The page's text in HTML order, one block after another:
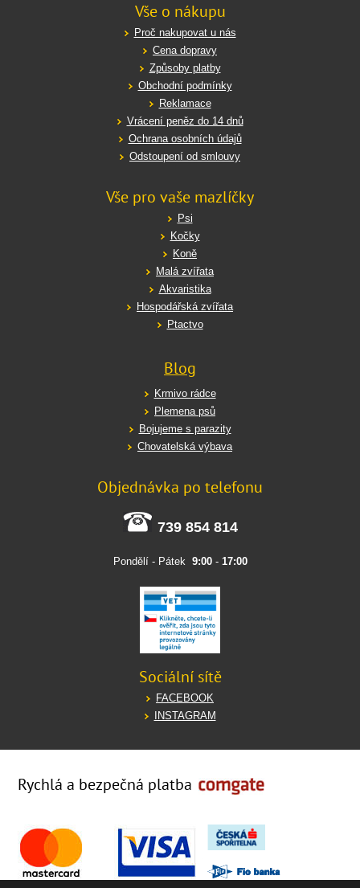
Vše o nákupu
Proč nakupovat u nás
Cena dopravy
Způsoby platby
Obchodní podmínky
Reklamace
Vrácení peněz do 14 dnů
Ochrana osobních údajů
Odstoupení od smlouvy
Vše pro vaše mazlíčky
Psi
Kočky
Koně
Malá zvířata
Akvaristika
Hospodářská zvířata
Ptactvo
Blog
Krmivo rádce
Plemena psů
Bojujeme s parazity
Chovatelská výbava
Objednávka po telefonu
739 854 814
Pondělí - Pátek 9:00- 17:00
Sociální sítě
FACEBOOK
INSTAGRAM
Rychlá a bezpečná platba